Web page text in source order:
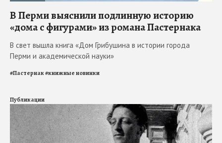
В Перми выяснили подлинную историю
«дома с фигурами» из романа Пастернака
В свет вышла книга «Дом Грибушина в истории города
Перми и академической науки»
#Пастернак#книжные новинки
Публикации